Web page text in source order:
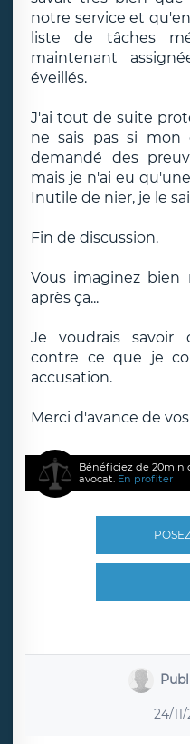
notre service et
liste de tâches
maintenant
éveillés.
J'ai tout de suite
ne sais pas si
demandé des
mais je n'ai eu
Inutile de nier, je le
Fin de discussion.
Vous imaginez
après ça...
Je voudrais savoir
contre ce que je
accusation.
Merci d'avance de
Bénéficiez de 20min
avocat. En profiter
24/